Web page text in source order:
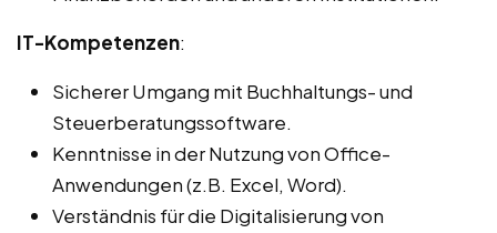
IT-Kompetenzen:
Sicherer Umgang mit Buchhaltungs- und
Steuerberatungssoftware.
Kenntnisse in der Nutzung von Office-
Anwendungen (z.B. Excel, Word).
Verständnis für die Digitalisierung von